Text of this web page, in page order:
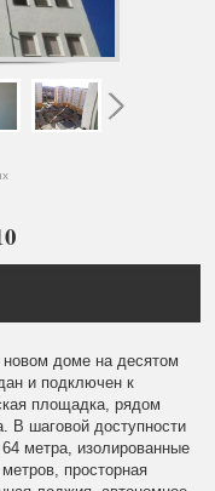
доме на десятом
и подключен к
площадка, рядом
В шаговой доступности
метра, изолированные
просторная